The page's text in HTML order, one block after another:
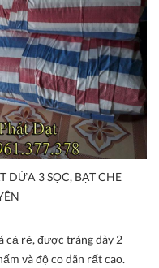
DỨA 3 SỌC, BẠT CHE
cả rẻ, được tráng dày 2
và độ co dãn rất cao.